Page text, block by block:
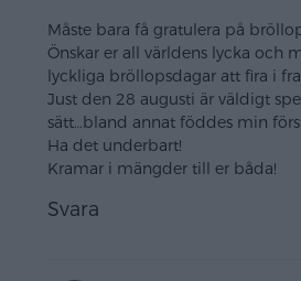
Måste bara få gratulera på
Önskar er all världens lycka och
lyckliga bröllopsdagar att fira i
Just den 28 augusti är väldigt
sätt…bland annat föddes min
Ha det underbart!
Kramar i mängder till er båda!
Svara